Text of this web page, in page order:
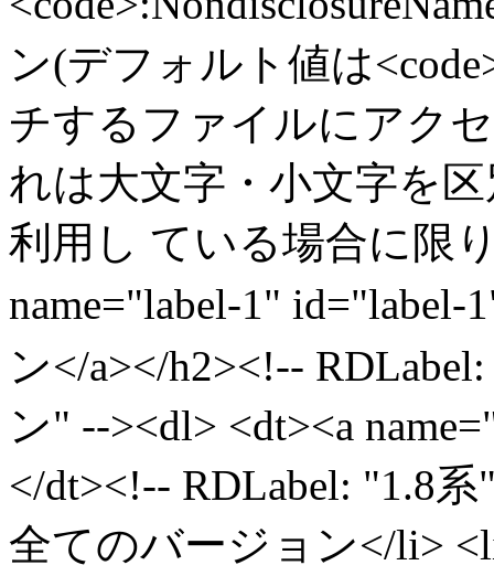
ン(デフォルト値は
チするファイルにアク
れは大文字・小文字を
利用し ている場合に限
name="label-1"
ン</a></h2><!--
ン" --><dl> <dt><a
</dt><!-- RDLabel: "1.8
全てのバージョン</li>